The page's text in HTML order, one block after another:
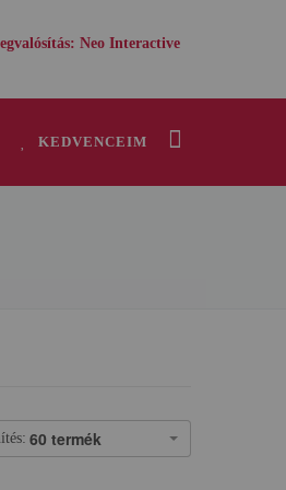
Neo Interactive
KEDVENCEIM
60 termék